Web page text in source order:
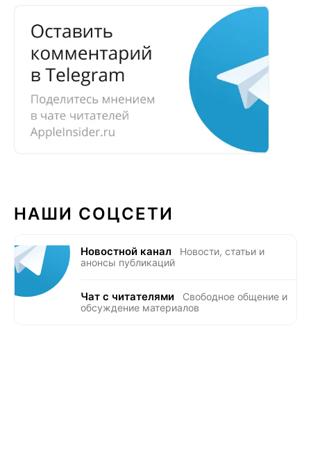
НАШИ СОЦСЕТИ
Новостной канал
Новости, статьи и
анонсы публикаций
Чат с читателями
Свободное общение и
обсуждение материалов